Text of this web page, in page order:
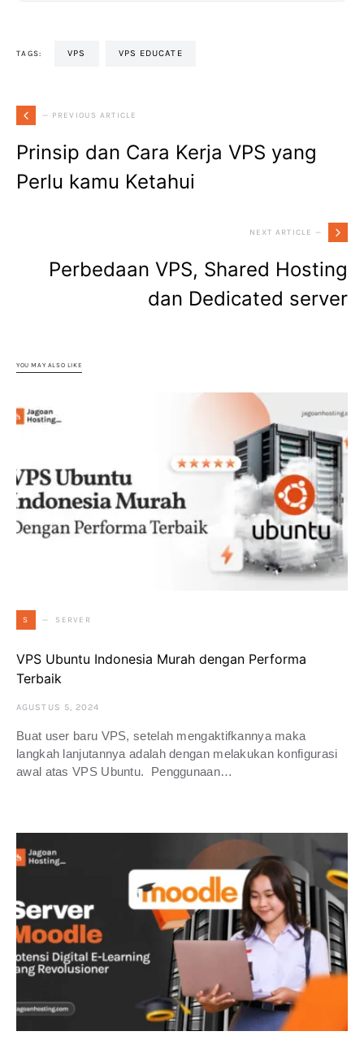
TAGS: VPS VPS EDUCATE
— PREVIOUS ARTICLE
Prinsip dan Cara Kerja VPS yang
Perlu kamu Ketahui
NEXT ARTICLE —
Perbedaan VPS, Shared Hosting
dan Dedicated server
YOU MAY ALSO LIKE
S SERVER
VPS Ubuntu Indonesia Murah dengan Performa
Terbaik
AGUSTUS 5, 2024
Buat user baru VPS, setelah mengaktifkannya maka
langkah lanjutannya adalah dengan melakukan konfigurasi
awal atas VPS Ubuntu. Penggunaan…